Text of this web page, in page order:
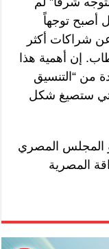
أصبح توجهاً
شراكات أكثر
إن أهمية هذا
من “التنسيق
ستصيغ شكل
المجلس المصري
المصرية